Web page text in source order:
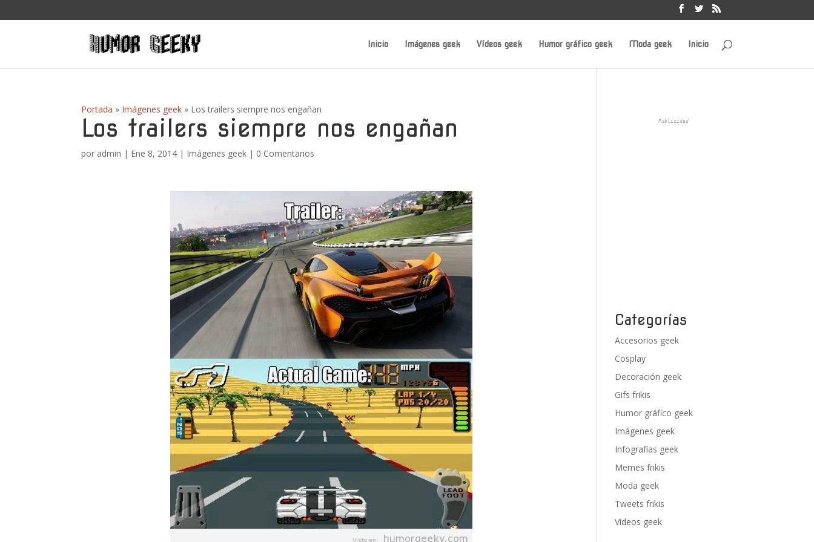
Inicio Imágenes geek Vídeos geek Humor gráfico geek Moda geek Inicio
Portada » Imágenes geek » Los trailers siempre nos engañan
Los trailers siempre nos engañan
por admin | Ene 8, 2014 | Imágenes geek | 0 Comentarios
Publicidad
Categorías
Accesorios geek
Cosplay
Decoración geek
Gifs frikis
Humor gráfico geek
Imágenes geek
Infografías geek
Memes frikis
Moda geek
Tweets frikis
Vídeos geek